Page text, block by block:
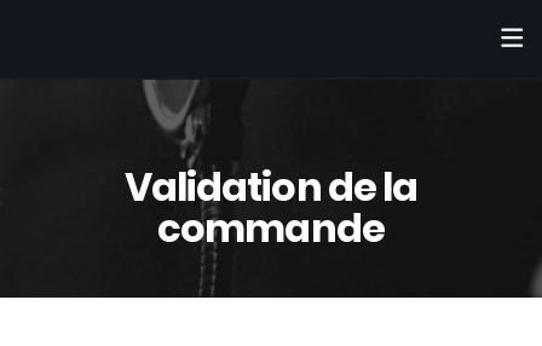
Validation de la
commande